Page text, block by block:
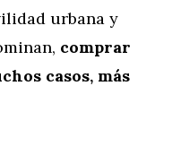
urbana y
comprar
casos, más